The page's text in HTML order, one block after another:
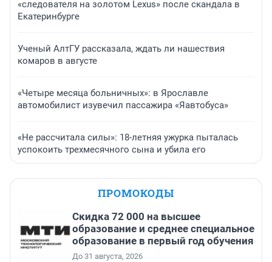
«следователя на золотом Lexus» после скандала в
Екатеринбурге
Ученый АлтГУ рассказала, ждать ли нашествия
комаров в августе
«Четыре месяца больничных»: в Ярославле
автомобилист изувечил пассажира «Яавтобуса»
«Не рассчитала силы»: 18-летняя ужурка пыталась
успокоить трехмесячного сына и убила его
ПРОМОКОДЫ
Скидка 72 000 на высшее
образование и среднее специальное
образование в первый год обучения
До 31 августа, 2026